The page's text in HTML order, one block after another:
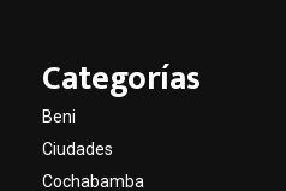
Categorías
Beni
Ciudades
Cochabamba